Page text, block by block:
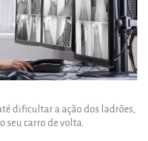
dificultar a ação dos ladrões,
seu carro de volta.